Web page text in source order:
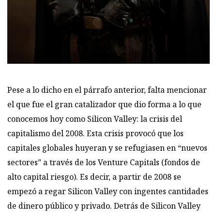
Pese a lo dicho en el párrafo anterior, falta mencionar
el que fue el gran catalizador que dio forma a lo que
conocemos hoy como Silicon Valley: la crisis del
capitalismo del 2008. Esta crisis provocó que los
capitales globales huyeran y se refugiasen en “nuevos
sectores” a través de los Venture Capitals (fondos de
alto capital riesgo). Es decir, a partir de 2008 se
empezó a regar Silicon Valley con ingentes cantidades
de dinero público y privado. Detrás de Silicon Valley